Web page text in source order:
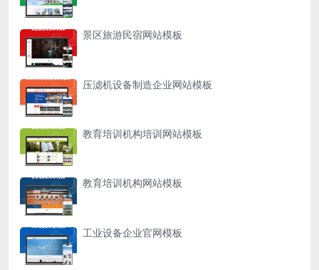
景区旅游民宿网站模板
压滤机设备制造企业网站模板
教育培训机构培训网站模板
教育培训机构网站模板
工业设备企业官网模板